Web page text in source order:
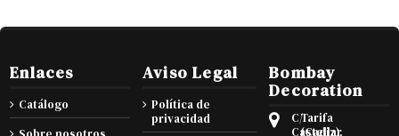
Enlaces
Catálogo
Aviso Legal
Política de
privacidad
Bombay
Decoration
C/
Castellar
Tarifa
(Cadiz),